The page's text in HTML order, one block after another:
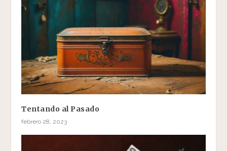
Tentando al Pasado
febrero 28, 2023